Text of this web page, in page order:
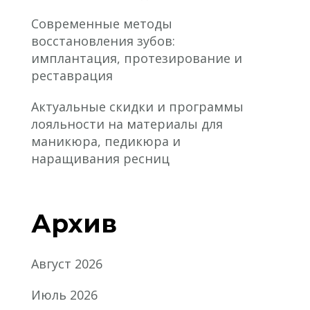
Современные методы
восстановления зубов:
имплантация, протезирование и
реставрация
Актуальные скидки и программы
лояльности на материалы для
маникюра, педикюра и
наращивания ресниц
Архив
Август 2026
Июль 2026